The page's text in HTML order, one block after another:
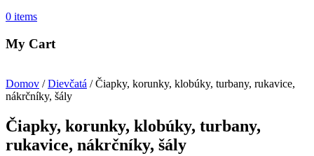
0 items
My Cart
Domov /Dievčatá / Čiapky, korunky, klobúky, turbany, rukavice,
nákrčníky, šály
Čiapky, korunky, klobúky, turbany,
rukavice, nákrčníky, šály